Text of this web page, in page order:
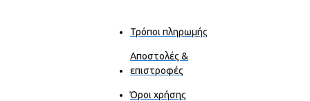
Τρόποι πληρωμής
Αποστολές &
επιστροφές
Όροι χρήσης